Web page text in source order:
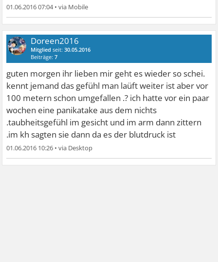
01.06.2016 07:04•
Doreen2016
Mitglied seit:30.05.2016
Beiträge:7
guten morgen ihr lieben mir geht es wieder so schei.
kennt jemand das gefühl man laüft weiter ist aber vor
100 metern schon umgefallen .? ich hatte vor ein paar
wochen eine panikatake aus dem nichts
.taubheitsgefühl im gesicht und im arm dann zittern
.im kh sagten sie dann da es der blutdruck ist
01.06.2016 10:26 •